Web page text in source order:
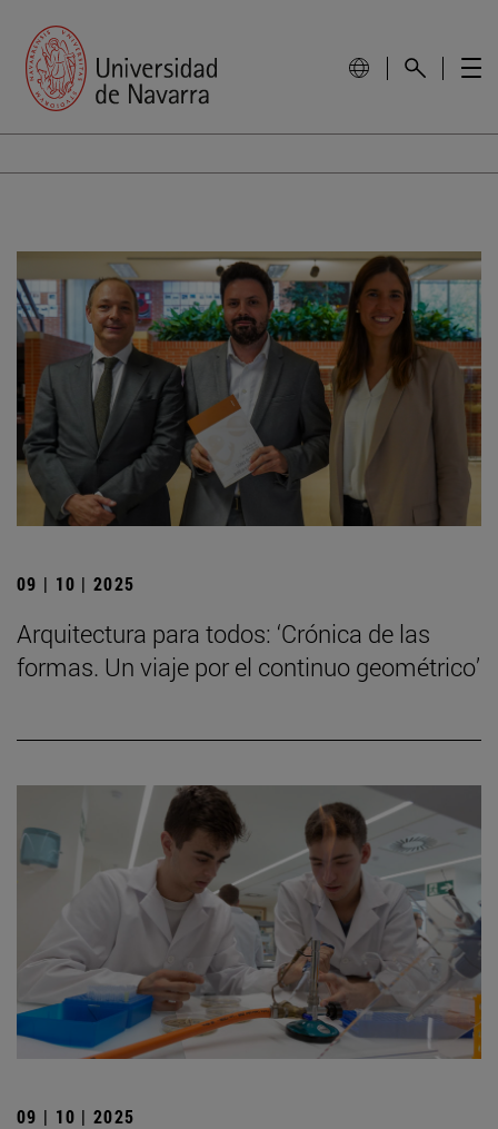
09 | 10 | 2025
Arquitectura para todos: ‘Crónica de las
formas. Un viaje por el continuo geométrico’
09 | 10 | 2025